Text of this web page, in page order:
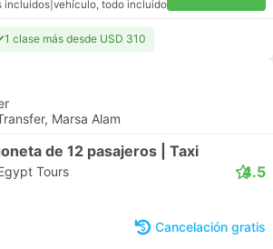
incluidos vehículo, todo incluido
1 clase más desde USD 310
Marsa Alam
de 12 pasajeros | Taxi
Tours 4.5
Cancelación gratis